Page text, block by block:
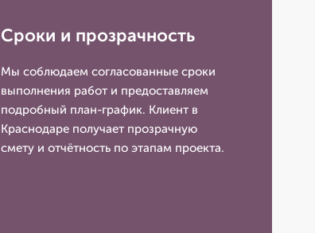
Сроки и прозрачность
Мы соблюдаем согласованные сроки
выполнения работ и предоставляем
подробный план-график. Клиент в
Краснодаре получает прозрачную
смету и отчётность по этапам проекта.